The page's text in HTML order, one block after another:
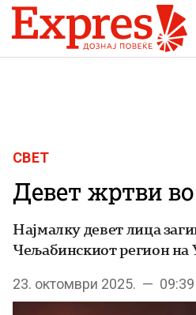
Skip to content
СВЕТ
Девет жртви во
Најмалку девет лица
Чељабинскиот регион на
23. октомври 2025. — 09:39